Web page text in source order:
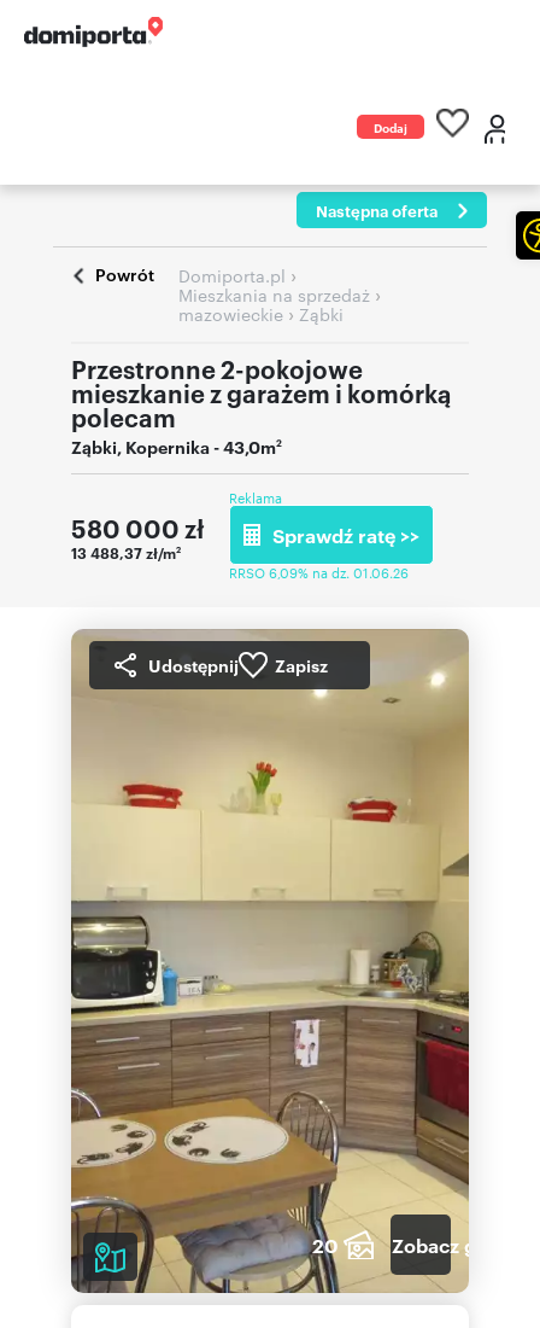
Dodaj
Następna oferta
Powrót Domiporta.pl ›
Mieszkania na sprzedaż ›
mazowieckie › Ząbki
Przestronne 2-pokojowe
mieszkanie z garażem i komórką
polecam
Ząbki, Kopernika- 43,0m2
580 000 zł
13 488,37 zł/m2
Reklama
Sprawdź ratę >>
RRSO 6,09% na dz. 01.06.26
Udostępnij Zapisz
20 Zobacz galerię